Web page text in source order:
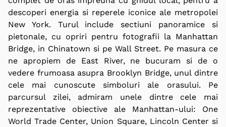
descoperi energia si reperele iconice ale metropolei
New York. Turul include sectiuni panoramice si
pietonale, cu opriri pentru fotografii la Manhattan
Bridge, in Chinatown si pe Wall Street. Pe masura ce
ne apropiem de East River, ne bucuram si de o
vedere frumoasa asupra Brooklyn Bridge, unul dintre
cele mai cunoscute simboluri ale orasului. Pe
parcursul zilei, admiram unele dintre cele mai
reprezentative obiective ale Manhattan-ului: One
World Trade Center, Union Square, Lincoln Center si